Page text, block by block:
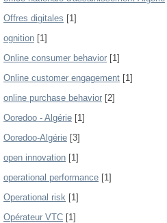
Offres digitales [1]
ognition [1]
Online consumer behavior [1]
Online customer engagement [1]
online purchase behavior [2]
Ooredoo - Algérie [1]
Ooredoo-Algérie [3]
open innovation [1]
operational performance [1]
Operational risk [1]
Opérateur VTC [1]